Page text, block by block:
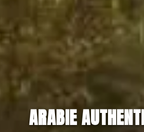
ARABIE